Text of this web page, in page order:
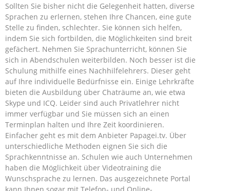
Sollten Sie bisher nicht die Gelegenheit hatten, diverse
Sprachen zu erlernen, stehen Ihre Chancen, eine gute
Stelle zu finden, schlechter. Sie können sich helfen,
indem Sie sich fortbilden, die Möglichkeiten sind breit
gefächert. Nehmen Sie Sprachunterricht, können Sie
sich in Abendschulen weiterbilden. Noch besser ist die
Schulung mithilfe eines Nachhilfelehrers. Dieser geht
auf Ihre individuelle Bedürfnisse ein. Einige Lehrkräfte
bieten die Ausbildung über Chaträume an, wie etwa
Skype und ICQ. Leider sind auch Privatlehrer nicht
immer verfügbar und Sie müssen sich an einen
Terminplan halten und Ihre Zeit koordinieren.
Einfacher geht es mit dem Anbieter Papagei.tv. Über
unterschiedliche Methoden eignen Sie sich die
Sprachkenntnisse an. Schulen wie auch Unternehmen
haben die Möglichkeit über Videotraining die
Wunschsprache zu lernen. Das ausgezeichnete Portal
kann Ihnen sogar mit Telefon- und Online-